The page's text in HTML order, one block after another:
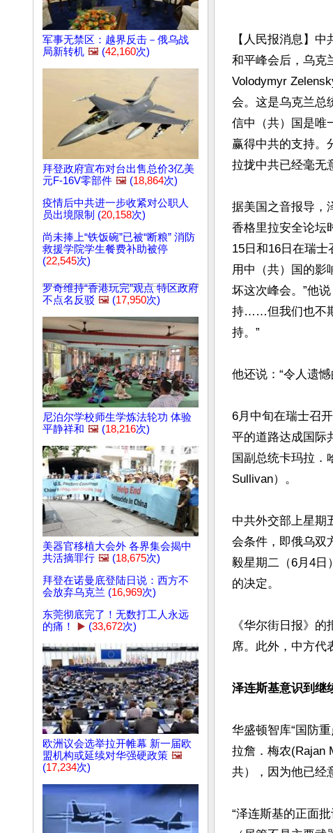
军事无禁区：越界反击－俄乌战
局新转机 🖼️ (42,160次)
拜登政府宣布对台出售总价3亿美
元F-16V零部件 🖼️ (18,864次)
疫情后中共进一步收紧对公职人
员出境限制 (20,158次)
尚未捧上“铁饭碗”已被“断粮” 消防
救援学院学生餐费补助被停
(22,545次)
罗奇维持“香港玩完”观点 特区政府
不点名反驳 🖼️ (17,950次)
尼泊尔学校师生学炼法轮功 体验
平静祥和 🖼️ (18,216次)
美器官移植大会外 各界集会揭中
共活摘罪行 🖼️ (18,675次)
拜登在诺曼底登陆日说：西方不
会放弃乌克兰 (16,969次)
东莞彻底完了！无数打工人永远
的痛！
▶️ (33,672次)
欧洲议会选举拉开帷幕 新一届欧
盟机构或延续对华强硬政策 🖼️
(17,234次)
【人民报消息】
和平峰会后，乌克
Volodymyr
会。这是乌克兰总
信中（共）国是唯
赢得中共的支持。
拉拢中共已经毫无
据美国之音报导，
香格里拉安全论坛
15日和16日在瑞士
用中（共）国的影
坏这次峰会。”他
持……但我们也不
持。”
他还说：“令人遗
6月中旬在瑞士召
平的道路达成国际
国副总统卡玛拉．
Sullivan）。
中共外交部上星期
会条件，即俄乌双
毅星期二（6月4日
的决定。
《华尔街日报》
席。此外，中方代
泽连斯基意识到继
华盛顿智库“国防
拉詹．梅农(Rajan
共），因为他已经
“泽连斯基的正面